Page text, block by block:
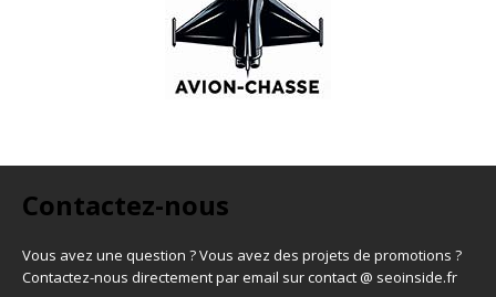
Contactez-nous
Vous avez une question ? Vous avez des projets de promotions ?
Contactez-nous directement par email sur contact @ seoinside.fr